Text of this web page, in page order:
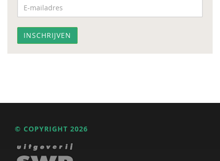
© COPYRIGHT 2026